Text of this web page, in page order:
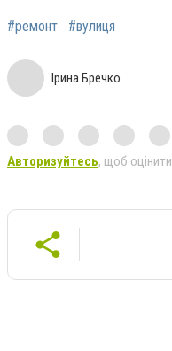
#ремонт #вулиця
Ірина Бречко
Авторизуйтесь, щоб оцінити